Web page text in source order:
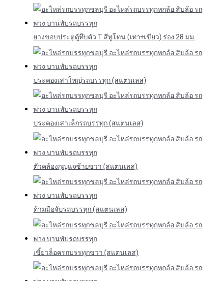
ยางขอบประตูตู้ทึบตัว T สีทูโทน (เทา+เขียว) ร่อง 28 มม.
ประคองเสาใหญ่รถบรรทุก (สแตนเลส)
ประคองเสาเล็กรถบรรทุก (สแตนเลส)
ตัวคล้องกุญแจซ้ายขวา (สแตนเลส)
ด้ามมือจับรถบรรทุก (สแตนเลส)
เขี้ยวล็อครถบรรทุกขวา (สแตนเลส)